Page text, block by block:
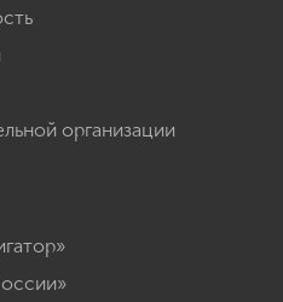
организации